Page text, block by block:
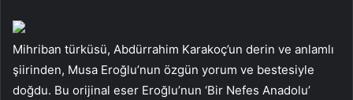
Mihriban türküsü, Abdürrahim Karakoç’un derin ve anlamlı
şiirinden, Musa Eroğlu’nun özgün yorum ve bestesiyle
doğdu. Bu orijinal eser Eroğlu’nun ‘Bir Nefes Anadolu’